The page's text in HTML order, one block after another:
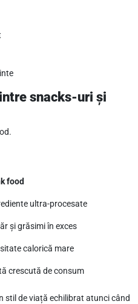
snacks-uri și
food
ultra-procesate
și grăsimi în exces
calorică mare
crescută de consum
stil de viață echilibrat atunci când